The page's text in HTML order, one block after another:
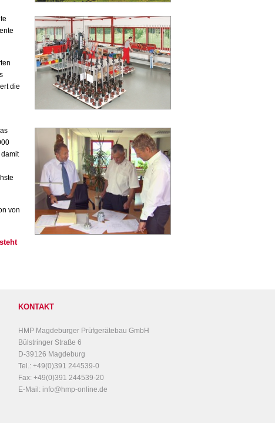
die
von
KONTAKT
HMP Magdeburger Prüfgerätebau GmbH
Bülstringer Straße 6
D-39126 Magdeburg
Tel.: +49(0)391 244539-0
Fax: +49(0)391 244539-20
E-Mail: info@hmp-online.de